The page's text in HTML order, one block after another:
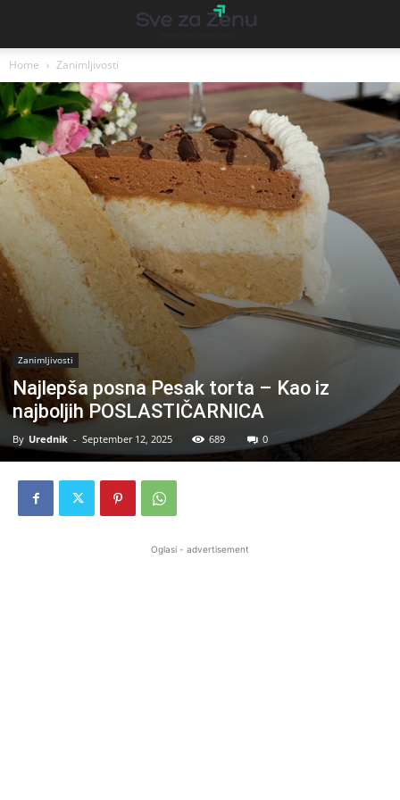
Home Zanimljivosti
Zanimljivosti
Najlepša posna Pesak torta – Kao iz
najboljih POSLASTIČARNICA
By Urednik - September 12, 2025 689 0
Oglasi - advertisement